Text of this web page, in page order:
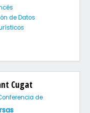
de Datos
Cugat
de